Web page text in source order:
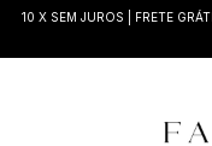
10 X SEM JUROS | FRETE